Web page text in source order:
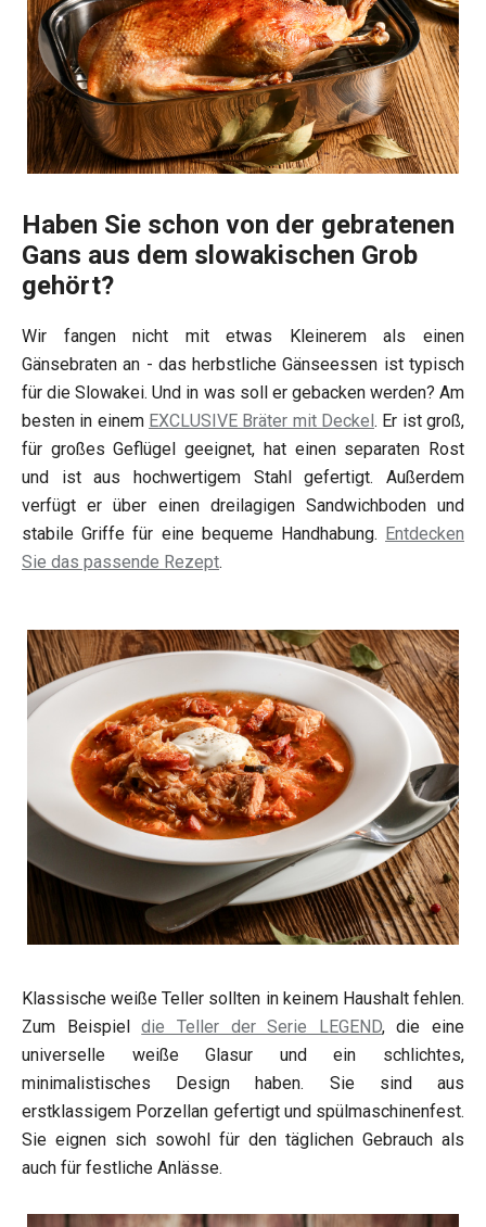
Haben Sie schon von der gebratenen
Gans aus dem slowakischen Grob
gehört?
Wir fangen nicht mit etwas Kleinerem als einen
Gänsebraten an - das herbstliche Gänseessen ist typisch
für die Slowakei. Und in was soll er gebacken werden? Am
besten in einem EXCLUSIVE Bräter mit Deckel . Er ist groß,
für großes Geflügel geeignet, hat einen separaten Rost
und ist aus hochwertigem Stahl gefertigt. Außerdem
verfügt er über einen dreilagigen Sandwichboden und
stabile Griffe für eine bequeme Handhabung. Entdecken
Sie das passende Rezept.
Klassische weiße Teller sollten in keinem Haushalt fehlen.
Zum Beispieldie Teller der Serie LEGEND, die eine
universelle weiße Glasur und ein schlichtes,
minimalistisches Design haben. Sie sind aus
erstklassigem Porzellan gefertigt und spülmaschinenfest.
Sie eignen sich sowohl für den täglichen Gebrauch als
auch für festliche Anlässe.